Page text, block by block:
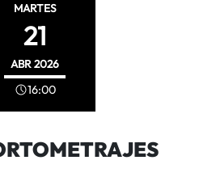
MARTES
21
ABR2026
16:00